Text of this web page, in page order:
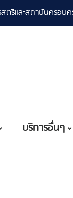
ตรีและสถาบันครอบ
บริการอื่นๆ